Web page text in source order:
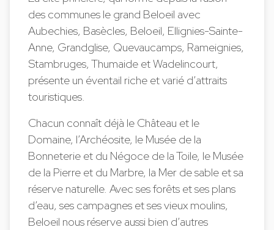
des communes le grand Beloeil avec
Aubechies, Basècles, Beloeil, Ellignies-Sainte-
Anne, Grandglise, Quevaucamps, Rameignies,
Stambruges, Thumaide et Wadelincourt,
présente un éventail riche et varié d’attraits
touristiques.
Chacun connaît déjà le Château et le
Domaine, l’Archéosite, le Musée de la
Bonneterie et du Négoce de la Toile, le Musée
de la Pierre et du Marbre, la Mer de sable et sa
réserve naturelle. Avec ses forêts et ses plans
d’eau, ses campagnes et ses vieux moulins,
Beloeil nous réserve aussi bien d’autres